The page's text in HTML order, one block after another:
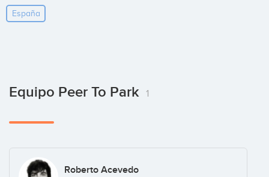
España
Equipo Peer To Park 1
Roberto Acevedo